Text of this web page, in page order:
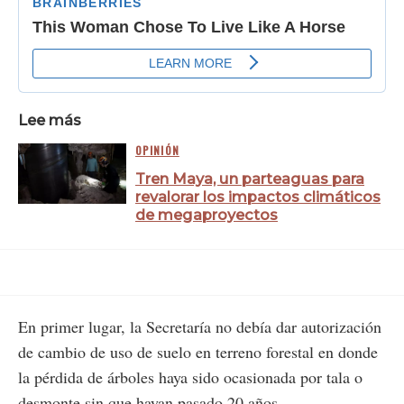
Lee más
OPINIÓN
Tren Maya, un parteaguas para
revalorar los impactos climáticos
de megaproyectos
En primer lugar, la Secretaría no debía dar autorización
de cambio de uso de suelo en terreno forestal en donde
la pérdida de árboles haya sido ocasionada por tala o